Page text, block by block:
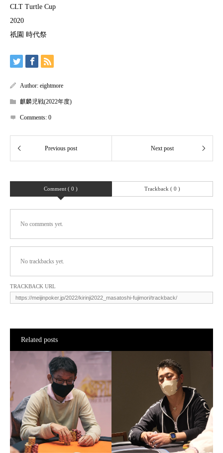
CLT Turtle Cup
2020
祇園 時代祭
Author: eightmore
麒麟児戦(2022年度)
Comments: 0
Comment ( 0 ) Trackback ( 0 )
No comments yet.
No trackbacks yet.
TRACKBACK URL
Related posts